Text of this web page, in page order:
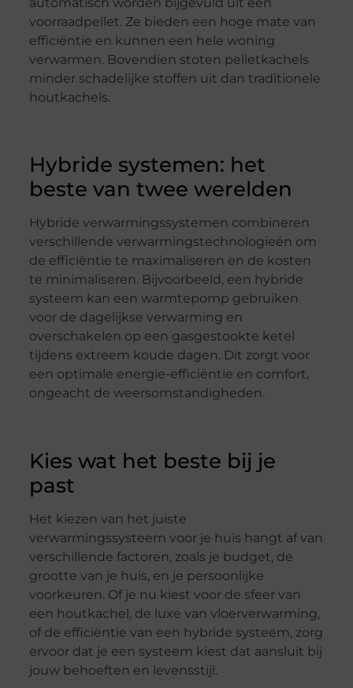
voorraadpellet. Ze bieden een hoge mate van
efficiëntie en kunnen een hele woning
verwarmen. Bovendien stoten pelletkachels
minder schadelijke stoffen uit dan traditionele
houtkachels.
Hybride systemen: het
beste van twee werelden
Hybride verwarmingssystemen combineren
verschillende verwarmingstechnologieën om
de efficiëntie te maximaliseren en de kosten
te minimaliseren. Bijvoorbeeld, een hybride
systeem kan een warmtepomp gebruiken
voor de dagelijkse verwarming en
overschakelen op een gasgestookte ketel
tijdens extreem koude dagen. Dit zorgt voor
een optimale energie-efficiëntie en comfort,
ongeacht de weersomstandigheden.
Kies wat het beste bij je
past
Het kiezen van het juiste
verwarmingssysteem voor je huis hangt af van
verschillende factoren, zoals je budget, de
grootte van je huis, en je persoonlijke
voorkeuren. Of je nu kiest voor de sfeer van
een houtkachel, de luxe van vloerverwarming,
of de efficiëntie van een hybride systeem, zorg
ervoor dat je een systeem kiest dat aansluit bij
jouw behoeften en levensstijl.